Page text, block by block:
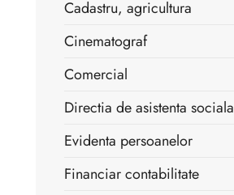
Cadastru, agricultura
Cinematograf
Comercial
Directia de asistenta sociala
Evidenta persoanelor
Financiar contabilitate